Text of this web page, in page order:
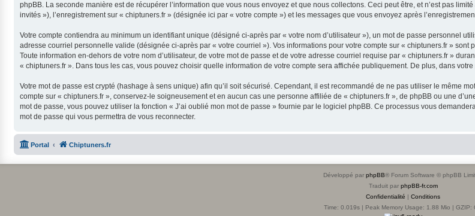
phpBB. La seconde manière est de récupérer l’information que vous nous envoyez et que nous collectons. Ceci peut être, et n’est pas
invités »), l’enregistrement sur « chiptuners.fr » (désignée ici par « votre compte ») et les messages que vous envoyez après
Votre compte contiendra au minimum un identifiant unique (désigné ci-après par « votre nom d’utilisateur »), un mot de passe personnel
adresse courriel personnelle valide (désignée ci-après par « votre courriel »). Vos informations pour votre compte sur « chiptuners.fr »
Toute information en-dehors de votre nom d’utilisateur, de votre mot de passe et de votre adresse courriel requise par « chiptuners.fr »
« chiptuners.fr ». Dans tous les cas, vous pouvez choisir quelle information de votre compte sera affichée publiquement. De plus, dans
Votre mot de passe est crypté (hashage à sens unique) afin qu’il soit sécurisé. Cependant, il est recommandé de ne pas utiliser le même
compte sur « chiptuners.fr », conservez-le soigneusement et en aucun cas une personne affiliée de « chiptuners.fr », de phpBB ou une
mot de passe, vous pouvez utiliser la fonction « J’ai oublié mon mot de passe » fournie par le logiciel phpBB. Ce processus vous
mot de passe qui vous permettra de vous reconnecter.
Portal Chiptuners.fr
Développé par phpBB® Forum Software © phpBB
Traduit par phpBB-fr.com
Confidentialité | Conditions
Time: 0.019s | Peak Memory Usage: 1.88 Mio | GZIP: